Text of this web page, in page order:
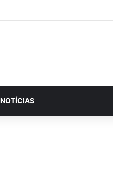
NOTÍCIAS